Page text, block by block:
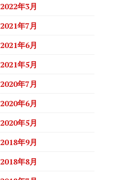
2022年3月
2021年7月
2021年6月
2021年5月
2020年7月
2020年6月
2020年5月
2018年9月
2018年8月